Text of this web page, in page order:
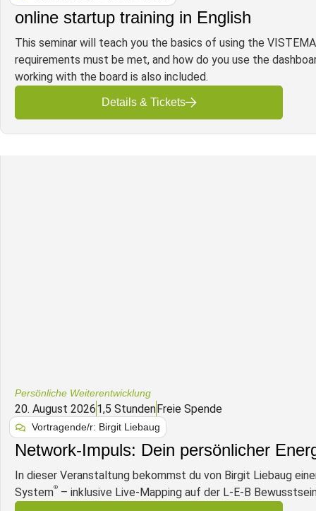
online startup training in English
This seminar will teach you the basics of using the VISTEMA
requirements must be met, and how do you use the
working with the board is also included.
Details & Tickets
Persönliche Weiterentwicklung
20. August 20261,5 Stunden Freie Spende
Vortragende/r: Birgit Liebaug
Network-Impuls: Dein persönlicher
In dieser Veranstaltung bekommst du von Birgit Liebaug
System® – inklusive Live-Mapping auf der L-E-B